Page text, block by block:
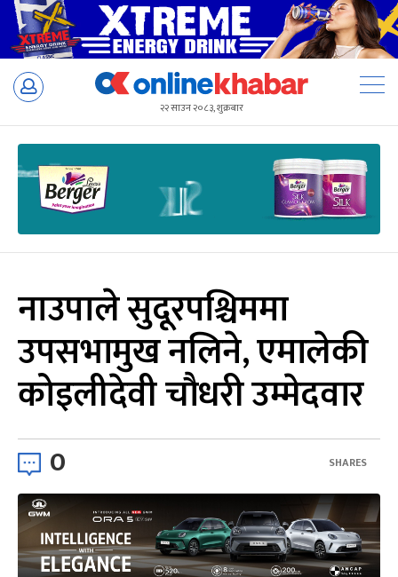
Skip
२२ साउन २०८३, शुक्रबार
नाउपाले सुदूरपश्चिममा
उपसभामुख नलिने, एमालेकी
कोइलीदेवी चौधरी उम्मेदवार
0 SHARES